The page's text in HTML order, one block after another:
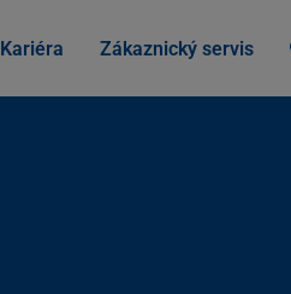
Kariéra Zákaznický servis